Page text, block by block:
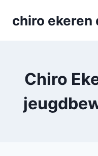
chiro ekeren
Chiro